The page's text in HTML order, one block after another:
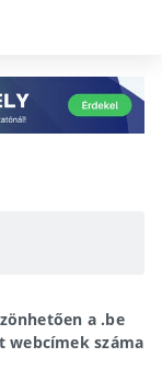
a .be
webcímek száma